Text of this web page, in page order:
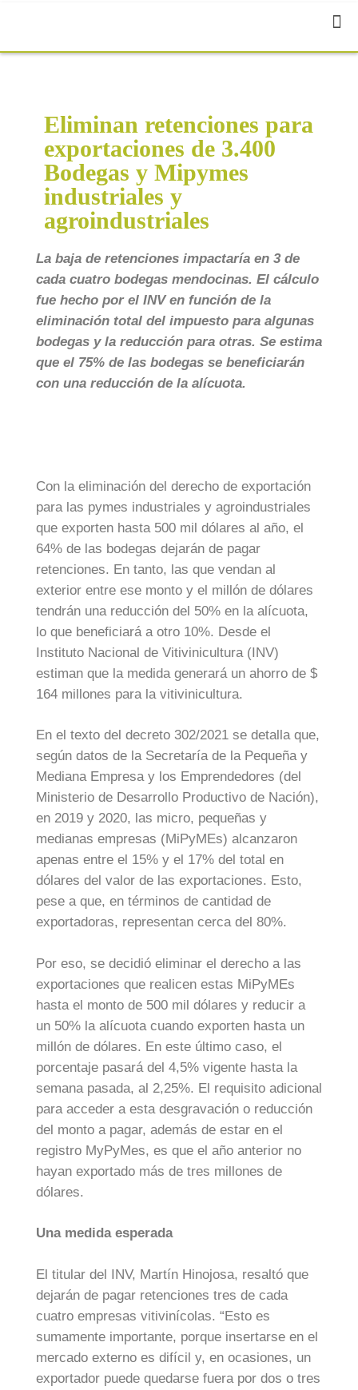
Eliminan retenciones para
exportaciones de 3.400
Bodegas y Mipymes
industriales y
agroindustriales
La baja de retenciones impactaría en 3 de
cada cuatro bodegas mendocinas. El cálculo
fue hecho por el INV en función de la
eliminación total del impuesto para algunas
bodegas y la reducción para otras. Se estima
que el 75% de las bodegas se beneficiarán
con una reducción de la alícuota.
Con la eliminación del derecho de exportación
para las pymes industriales y agroindustriales
que exporten hasta 500 mil dólares al año, el
64% de las bodegas dejarán de pagar
retenciones. En tanto, las que vendan al
exterior entre ese monto y el millón de dólares
tendrán una reducción del 50% en la alícuota,
lo que beneficiará a otro 10%. Desde el
Instituto Nacional de Vitivinicultura (INV)
estiman que la medida generará un ahorro de $
164 millones para la vitivinicultura.
En el texto del decreto 302/2021 se detalla que,
según datos de la Secretaría de la Pequeña y
Mediana Empresa y los Emprendedores (del
Ministerio de Desarrollo Productivo de Nación),
en 2019 y 2020, las micro, pequeñas y
medianas empresas (MiPyMEs) alcanzaron
apenas entre el 15% y el 17% del total en
dólares del valor de las exportaciones. Esto,
pese a que, en términos de cantidad de
exportadoras, representan cerca del 80%.
Por eso, se decidió eliminar el derecho a las
exportaciones que realicen estas MiPyMEs
hasta el monto de 500 mil dólares y reducir a
un 50% la alícuota cuando exporten hasta un
millón de dólares. En este último caso, el
porcentaje pasará del 4,5% vigente hasta la
semana pasada, al 2,25%. El requisito adicional
para acceder a esta desgravación o reducción
del monto a pagar, además de estar en el
registro MyPyMes, es que el año anterior no
hayan exportado más de tres millones de
dólares.
Una medida esperada
El titular del INV, Martín Hinojosa, resaltó que
dejarán de pagar retenciones tres de cada
cuatro empresas vitivinícolas. “Esto es
sumamente importante, porque insertarse en el
mercado externo es difícil y, en ocasiones, un
exportador puede quedarse fuera por dos o tres